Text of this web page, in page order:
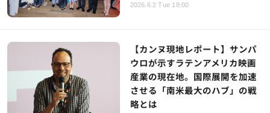
2026.6.2 Tue 18:00
【カンヌ現地レポート】サンパ
ウロが示すラテンアメリカ映画
産業の現在地。国際展開を加速
させる「南米最大のハブ」の戦
略とは